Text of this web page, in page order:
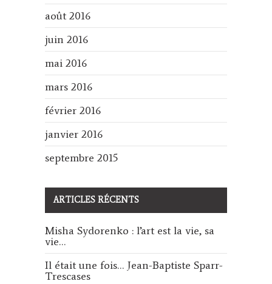
août 2016
juin 2016
mai 2016
mars 2016
février 2016
janvier 2016
septembre 2015
ARTICLES RÉCENTS
Misha Sydorenko : l’art est la vie, sa
vie…
Il était une fois… Jean-Baptiste Sparr-
Trescases